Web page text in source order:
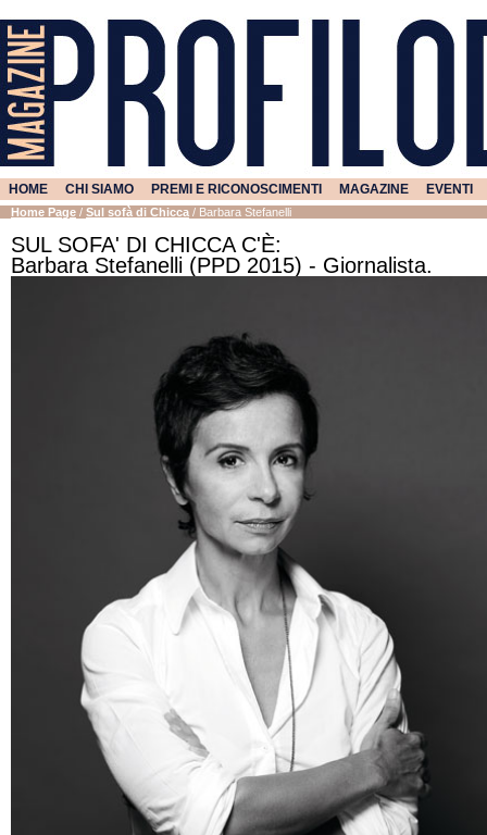
HOME CHI SIAMO PREMI E RICONOSCIMENTI MAGAZINE EVENTI
Home Page / Sul sofà di Chicca / Barbara Stefanelli
SUL SOFA' DI CHICCA C'È:
Barbara Stefanelli (PPD 2015) - Giornalista.